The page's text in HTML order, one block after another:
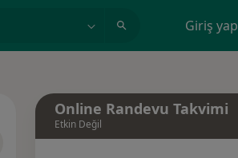
Giriş yap
Online Randevu Takvimi
Etkin Değil